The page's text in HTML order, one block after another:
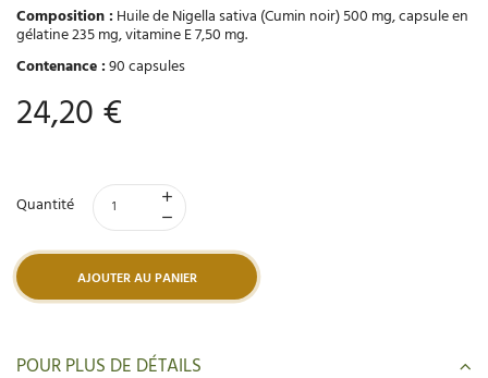
Composition :Huile de Nigella sativa (Cumin noir) 500 mg, capsule en
gélatine 235 mg, vitamine E 7,50 mg.
Contenance :90 capsules
24,20 €
Quantité
AJOUTER AU PANIER
POUR PLUS DE DÉTAILS